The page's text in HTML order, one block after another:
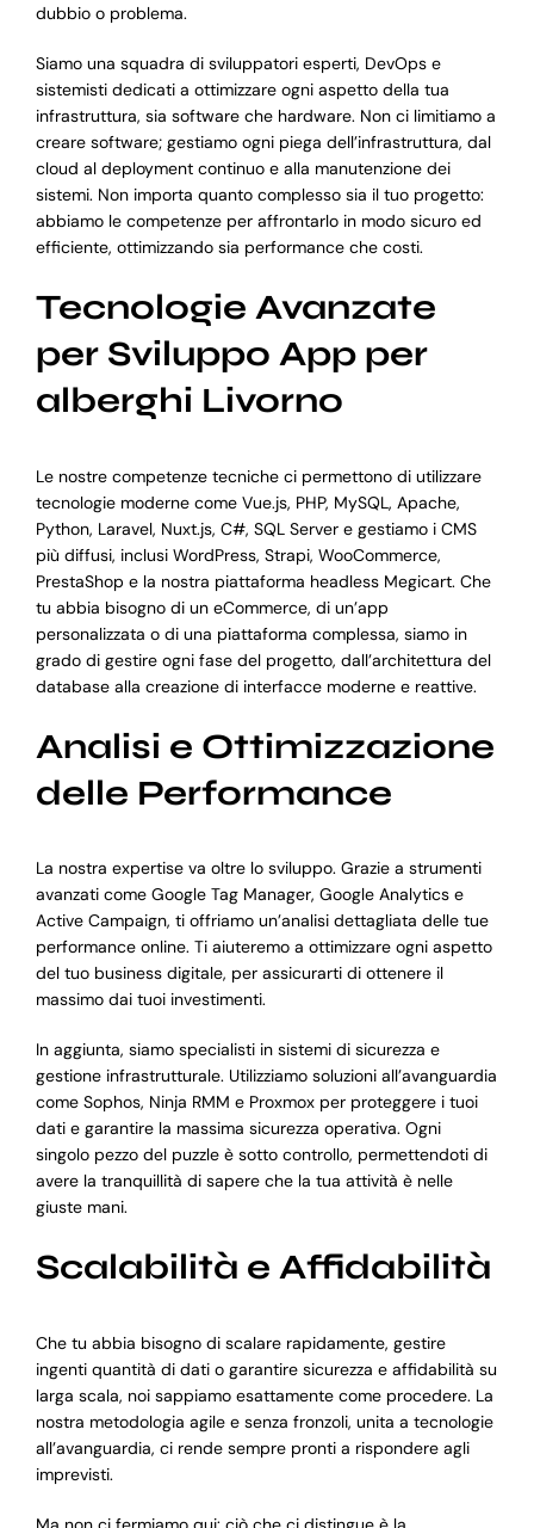
dubbio o problema.
Siamo una squadra di sviluppatori esperti, DevOps e
sistemisti dedicati a ottimizzare ogni aspetto della tua
infrastruttura, sia software che hardware. Non ci limitiamo a
creare software; gestiamo ogni piega dell’infrastruttura, dal
cloud al deployment continuo e alla manutenzione dei
sistemi. Non importa quanto complesso sia il tuo progetto:
abbiamo le competenze per affrontarlo in modo sicuro ed
efficiente, ottimizzando sia performance che costi.
Tecnologie Avanzate
per Sviluppo App per
alberghi Livorno
Le nostre competenze tecniche ci permettono di utilizzare
tecnologie moderne come Vue.js, PHP, MySQL, Apache,
Python, Laravel, Nuxt.js, C#, SQL Server e gestiamo i CMS
più diffusi, inclusi WordPress, Strapi, WooCommerce,
PrestaShop e la nostra piattaforma headless Megicart. Che
tu abbia bisogno di un eCommerce, di un’app
personalizzata o di una piattaforma complessa, siamo in
grado di gestire ogni fase del progetto, dall’architettura del
database alla creazione di interfacce moderne e reattive.
Analisi e Ottimizzazione
delle Performance
La nostra expertise va oltre lo sviluppo. Grazie a strumenti
avanzati come Google Tag Manager, Google Analytics e
Active Campaign, ti offriamo un’analisi dettagliata delle tue
performance online. Ti aiuteremo a ottimizzare ogni aspetto
del tuo business digitale, per assicurarti di ottenere il
massimo dai tuoi investimenti.
In aggiunta, siamo specialisti in sistemi di sicurezza e
gestione infrastrutturale. Utilizziamo soluzioni all’avanguardia
come Sophos, Ninja RMM e Proxmox per proteggere i tuoi
dati e garantire la massima sicurezza operativa. Ogni
singolo pezzo del puzzle è sotto controllo, permettendoti di
avere la tranquillità di sapere che la tua attività è nelle
giuste mani.
Scalabilità e Affidabilità
Che tu abbia bisogno di scalare rapidamente, gestire
ingenti quantità di dati o garantire sicurezza e affidabilità su
larga scala, noi sappiamo esattamente come procedere. La
nostra metodologia agile e senza fronzoli, unita a tecnologie
all’avanguardia, ci rende sempre pronti a rispondere agli
imprevisti.